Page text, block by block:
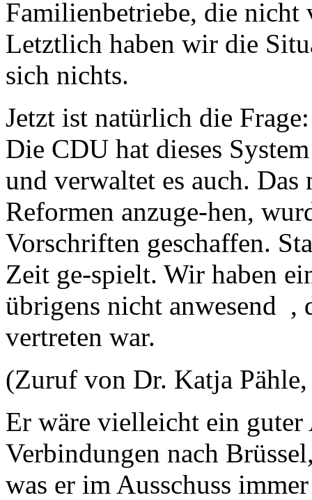
Familienbetriebe, die
Letztlich haben wir die
sich nichts.
Jetzt ist natürlich die
Die CDU hat dieses
und verwaltet es auch. Das
Reformen anzuge-hen,
Vorschriften geschaffen.
Zeit ge-spielt. Wir haben
übrigens nicht anwesend ,
vertreten war.
(Zuruf von Dr. Katja
Er wäre vielleicht ein guter
Verbindungen nach
was er im Ausschuss